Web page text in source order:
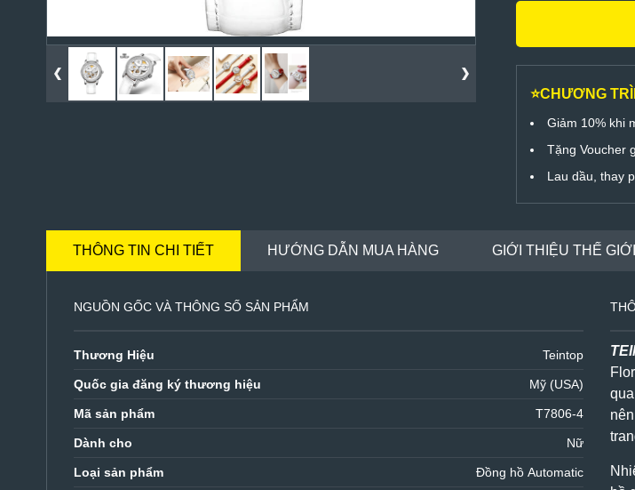
⭐CHƯƠNG
Giảm 10% khi
Tặng Voucher
Lau dầu, thay
THÔNG TIN CHI TIẾT HƯỚNG DẪN MUA HÀNG GIỚI THIỆU THẾ
NGUỒN GỐC VÀ THÔNG SỐ SẢN PHẨM
Thương Hiệu Teintop
Quốc gia đăng ký thương hiệu Mỹ (USA)
Mã sản phẩm T7806-4
Dành cho Nữ
Loại sản phẩm Đồng hồ Automatic